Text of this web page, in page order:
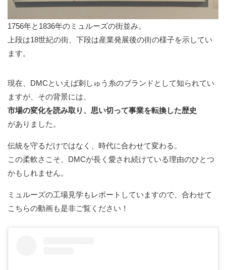
1756年と1836年のミュルーズの街並み。
上段は18世紀の街、下段は産業発展後の街の様子を示してい
ます。
現在、DMCといえば刺しゅう糸のブランドとして知られてい
ますが、その背景には、
市場の変化を読み取り、思い切って事業を転換した歴史
がありました。
伝統を守るだけではなく、時代に合わせて変わる。
この柔軟さこそ、DMCが長く愛され続けている理由のひとつ
かもしれません。
ミュルーズの工場見学もレポートしていますので、合わせて
こちらの動画も是非ご覧ください！